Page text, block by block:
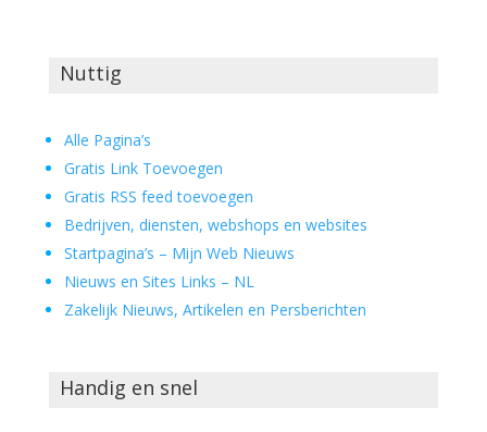
Nuttig
Alle Pagina’s
Gratis Link Toevoegen
Gratis RSS feed toevoegen
Bedrijven, diensten, webshops en websites
Startpagina’s – Mijn Web Nieuws
Nieuws en Sites Links – NL
Zakelijk Nieuws, Artikelen en Persberichten
Handig en snel